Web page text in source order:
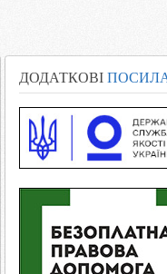
ДОДАТКОВІ